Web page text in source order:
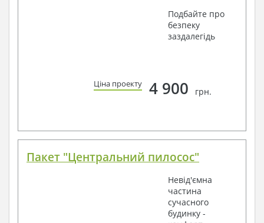
Подбайте про
безпеку
заздалегідь
Ціна проекту 4 900 грн.
Пакет "Центральний пилосос"
Невід'ємна
частина
сучасного
будинку -